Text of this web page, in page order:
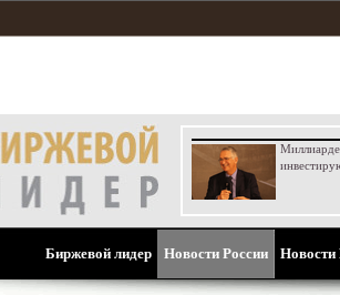
Биржевой лидер Новости России